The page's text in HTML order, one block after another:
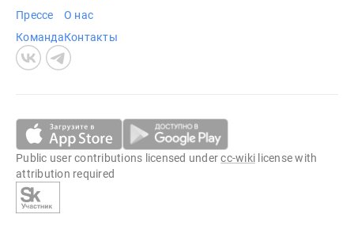
Прессе
Команда
О нас
Контакты
Public user contributions licensed undercc-wiki license with
attribution required